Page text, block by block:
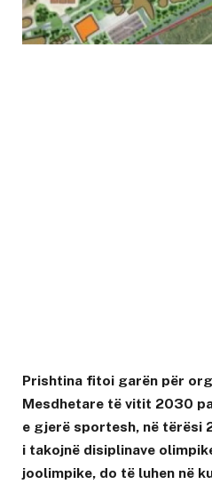
Prishtina fitoi garën për
Mesdhetare të vitit 2030
e gjerë sportesh, në tërësi
i takojnë disiplinave
joolimpike, do të luhen në